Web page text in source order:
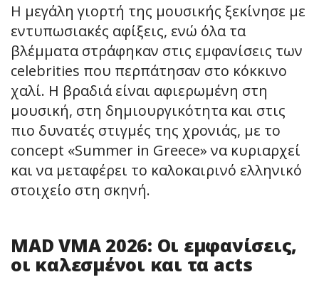
Η μεγάλη γιορτή της μουσικής ξεκίνησε με
εντυπωσιακές αφίξεις, ενώ όλα τα
βλέμματα στράφηκαν στις εμφανίσεις των
celebrities που περπάτησαν στο κόκκινο
χαλί. Η βραδιά είναι αφιερωμένη στη
μουσική, στη δημιουργικότητα και στις
πιο δυνατές στιγμές της χρονιάς, με το
concept «Summer in Greece» να κυριαρχεί
και να μεταφέρει το καλοκαιρινό ελληνικό
στοιχείο στη σκηνή.
MAD VMA 2026: Οι εμφανίσεις,
οι καλεσμένοι και τα acts